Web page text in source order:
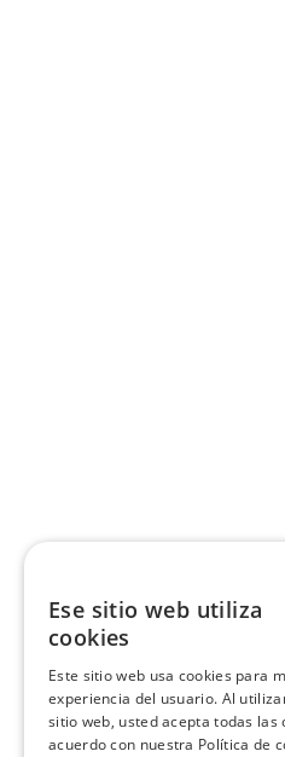
Ese sitio web utiliza
cookies
Este sitio web usa cookies para
experiencia del usuario. Al
sitio web, usted acepta todas las
acuerdo con nuestra Política de